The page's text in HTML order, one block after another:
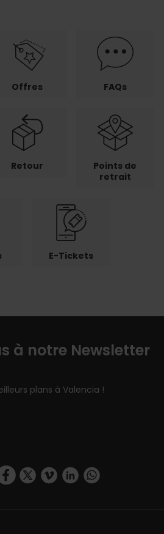
Offres FAQs
Retour
Points de
retrait
E-Tickets
à notre Newsletter
plans à Valencia !
visit_valencia/
www.youtube.com/user/
www.facebook.com/
https://twitter.com/
https://vimeo.com/
https://www.linkedin.com/company/turismo-valencia/https://api.whatsapp.com/send/